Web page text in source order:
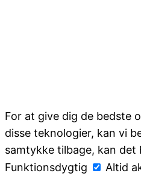
For at give dig de bedste
disse teknologier, kan vi
samtykke tilbage, kan det
Funktionsdygtig
Altid